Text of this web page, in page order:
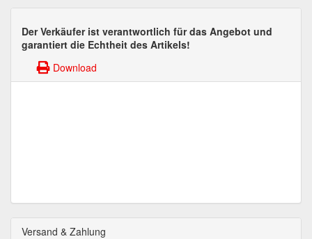
Der Verkäufer ist verantwortlich für das Angebot und
garantiert die Echtheit des Artikels!
Download
Versand & Zahlung